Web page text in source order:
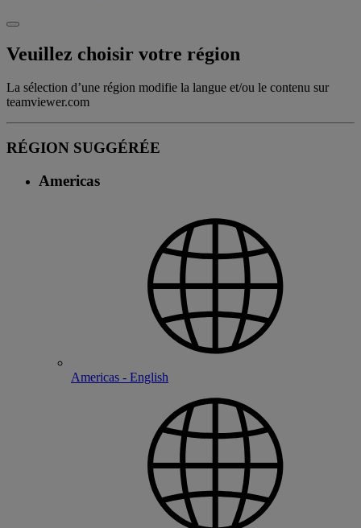
Veuillez choisir votre région
La sélection d’une région modifie la langue et/ou le contenu sur
teamviewer.com
RÉGION SUGGÉRÉE
Americas
Americas - English